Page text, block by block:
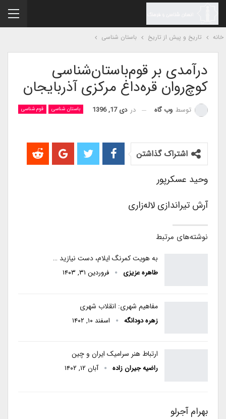
تاریخ و پیش از تاریخ باستان شناسی
درآمدی بر قوم‌باستان‌شناسی
کوچ‌روان قره‌داغ مرکزی آذربایجان
باستان شناسی قوم شناسی توسطوب گاه دردی 17, 1396
اشتراک گذاشتن
وحید عسکرپور
آرش تیراندازی لاله‌زاری
نوشته‌های مرتبط
به هویت کمرنگ ایلام، دست نیازید …
طاهره عزیزی فروردین ۳۱, ۱۴۰۳
مفاهیم شهری: انقلاب شهری
زهره دودانگه اسفند ۱۰, ۱۴۰۲
ارتباط هنر سرامیک ایران و چین
راضیه جیران زاده آبان ۱۲, ۱۴۰۲
بهرام آجرلو